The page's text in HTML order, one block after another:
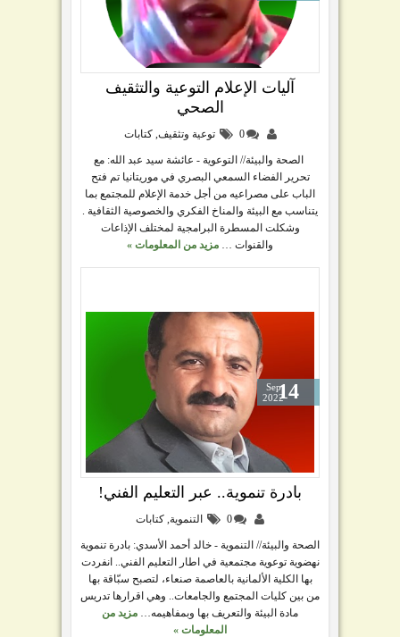
آليات الإعلام التوعية والتثقيف
الصحي
0 توعية وتثقيف كتابات
الصحة والبيئة// التوعوية - عائشة سيد عبد الله: مع
تحرير الفضاء السمعي البصري في موريتانيا تم فتح
الباب على مصراعيه من أجل خدمة الإعلام للمجتمع بما
يتناسب مع البيئة والمناخ الفكري والخصوصية الثقافية .
وشكلت المسطرة البرامجية لمختلف الإذاعات
والقنوات …
مزيد من المعلومات »
بادرة تنموية.. عبر التعليم الفني!
0 التنموية كتابات
الصحة والبيئة// التنموية - خالد أحمد الأسدي: بادرة تنموية
نهضوية توعوية مجتمعية في اطار التعليم الفني.. انفردت
بها الكلية الألمانية بالعاصمة صنعاء، لتصبح سبّاقة بها
من بين كليات المجتمع والجامعات.. وهي اقرارها تدريس
مادة البيئة والتعريف بها وبمفاهيمه…
مزيد من
المعلومات »
14
Sep
2022